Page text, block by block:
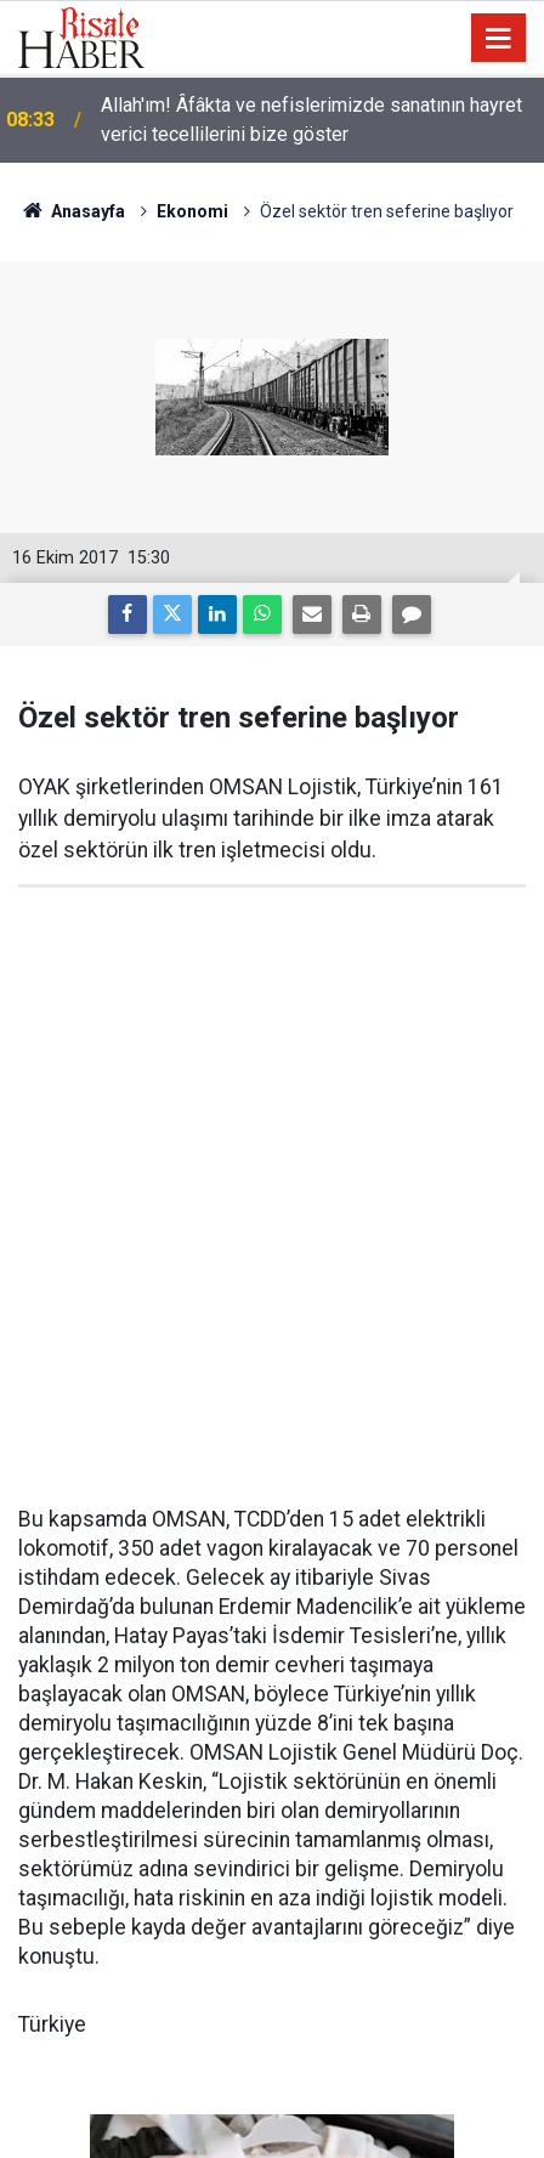
08:33
Allah'ım! Âfâkta ve nefislerimizde sanatının hayret
verici tecellilerini bize göster
Anasayfa Ekonomi Özel sektör tren seferine başlıyor
15:30
16 Ekim 2017
Özel sektör tren seferine başlıyor
OYAK şirketlerinden OMSAN Lojistik, Türkiye’nin 161
yıllık demiryolu ulaşımı tarihinde bir ilke imza atarak
özel sektörün ilk tren işletmecisi oldu.
Bu kapsamda OMSAN, TCDD’den 15 adet elektrikli
lokomotif, 350 adet vagon kiralayacak ve 70 personel
istihdam edecek. Gelecek ay itibariyle Sivas
Demirdağ’da bulunan Erdemir Madencilik’e ait yükleme
alanından, Hatay Payas’taki İsdemir Tesisleri’ne, yıllık
yaklaşık 2 milyon ton demir cevheri taşımaya
başlayacak olan OMSAN, böylece Türkiye’nin yıllık
demiryolu taşımacılığının yüzde 8’ini tek başına
gerçekleştirecek. OMSAN Lojistik Genel Müdürü Doç.
Dr. M. Hakan Keskin, “Lojistik sektörünün en önemli
gündem maddelerinden biri olan demiryollarının
serbestleştirilmesi sürecinin tamamlanmış olması,
sektörümüz adına sevindirici bir gelişme. Demiryolu
taşımacılığı, hata riskinin en aza indiği lojistik modeli.
Bu sebeple kayda değer avantajlarını göreceğiz” diye
konuştu.
Türkiye